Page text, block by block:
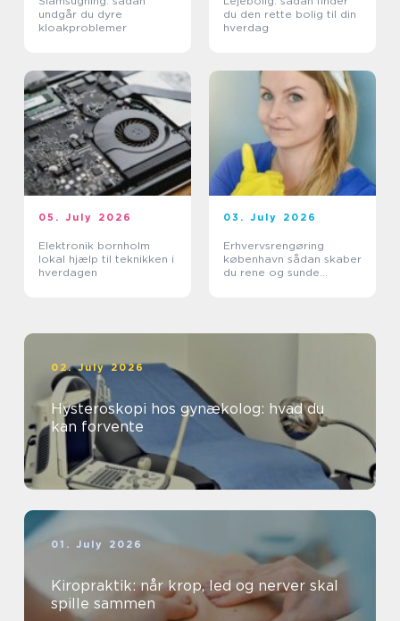
undgår du dyre
kloakproblemer
du den rette bolig til din
hverdag
05. July 2026
Elektronik bornholm
lokal hjælp til teknikken i
hverdagen
03. July 2026
Erhvervsrengøring
københavn sådan skaber
du rene og sunde
02. July 2026
Hysteroskopi hos gynækolog: hvad du
kan forvente
01. July 2026
Kiropraktik: når krop, led og nerver skal
spille sammen